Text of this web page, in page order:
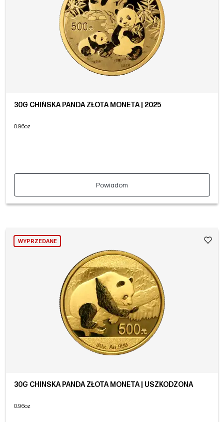
30G CHIŃSKA PANDA ZŁOTA MONETA | 2025
0.96oz
Powiadom
WYPRZEDANE
30G CHIŃSKA PANDA ZŁOTA MONETA | USZKODZONA
0.96oz